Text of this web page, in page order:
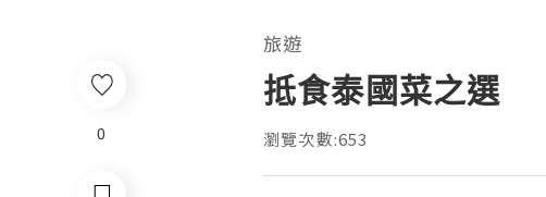
旅遊
抵食泰國菜之選
瀏覽次數:653
0